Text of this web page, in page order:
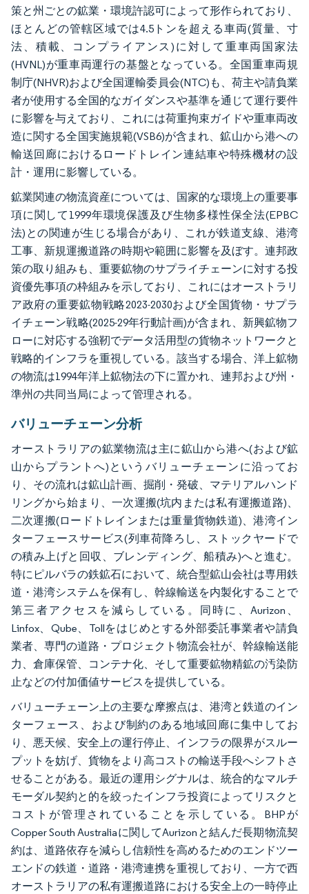
策と州ごとの鉱業・環境許認可によって形作られており、
ほとんどの管轄区域では4.5トンを超える車両(質量、寸
法、積載、コンプライアンス)に対して重車両国家法
(HVNL)が重車両運行の基盤となっている。全国重車両規
制庁(NHVR)および全国運輸委員会(NTC)も、荷主や請負業
者が使用する全国的なガイダンスや基準を通じて運行要件
に影響を与えており、これには荷重拘束ガイドや重車両改
造に関する全国実施規範(VSB6)が含まれ、鉱山から港への
輸送回廊におけるロードトレイン連結車や特殊機材の設
計・運用に影響している。
鉱業関連の物流資産については、国家的な環境上の重要事
項に関して1999年環境保護及び生物多様性保全法(EPBC
法)との関連が生じる場合があり、これが鉄道支線、港湾
工事、新規運搬道路の時期や範囲に影響を及ぼす。連邦政
策の取り組みも、重要鉱物のサプライチェーンに対する投
資優先事項の枠組みを示しており、これにはオーストラリ
ア政府の重要鉱物戦略2023-2030および全国貨物・サプラ
イチェーン戦略(2025-29年行動計画)が含まれ、新興鉱物フ
ローに対応する強靭でデータ活用型の貨物ネットワークと
戦略的インフラを重視している。該当する場合、洋上鉱物
の物流は1994年洋上鉱物法の下に置かれ、連邦および州・
準州の共同当局によって管理される。
バリューチェーン分析
オーストラリアの鉱業物流は主に鉱山から港へ(および鉱
山からプラントへ)というバリューチェーンに沿ってお
り、その流れは鉱山計画、掘削・発破、マテリアルハンド
リングから始まり、一次運搬(坑内または私有運搬道路)、
二次運搬(ロードトレインまたは重量貨物鉄道)、港湾イン
ターフェースサービス(列車荷降ろし、ストックヤードで
の積み上げと回収、ブレンディング、船積み)へと進む。
特にピルバラの鉄鉱石において、統合型鉱山会社は専用鉄
道・港湾システムを保有し、幹線輸送を内製化することで
第三者アクセスを減らしている。同時に、Aurizon、
Linfox、Qube、Tollをはじめとする外部委託事業者や請負
業者、専門の道路・プロジェクト物流会社が、幹線輸送能
力、倉庫保管、コンテナ化、そして重要鉱物精鉱の汚染防
止などの付加価値サービスを提供している。
バリューチェーン上の主要な摩擦点は、港湾と鉄道のイン
ターフェース、および制約のある地域回廊に集中してお
り、悪天候、安全上の運行停止、インフラの限界がスルー
プットを妨げ、貨物をより高コストの輸送手段へシフトさ
せることがある。最近の運用シグナルは、統合的なマルチ
モーダル契約と的を絞ったインフラ投資によってリスクと
コストが管理されていることを示している。BHPが
Copper South Australiaに関してAurizonと結んだ長期物流契
約は、道路依存を減らし信頼性を高めるためのエンドツー
エンドの鉄道・道路・港湾連携を重視しており、一方で西
オーストラリアの私有運搬道路における安全上の一時停止